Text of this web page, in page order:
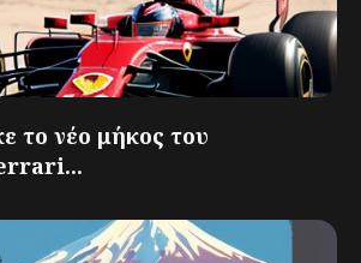
το νέο μήκος του